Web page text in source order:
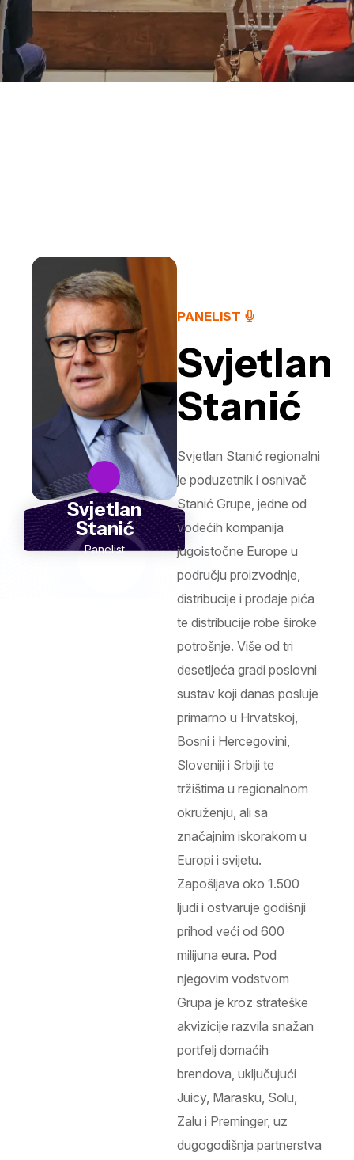
Svjetlan
Stanić
Panelist
PANELIST
Svjetlan
Stanić
Svjetlan Stanić regionalni
je poduzetnik i osnivač
Stanić Grupe, jedne od
vodećih kompanija
jugoistočne Europe u
području proizvodnje,
distribucije i prodaje pića
te distribucije robe široke
potrošnje. Više od tri
desetljeća gradi poslovni
sustav koji danas posluje
primarno u Hrvatskoj,
Bosni i Hercegovini,
Sloveniji i Srbiji te
tržištima u regionalnom
okruženju, ali sa
značajnim iskorakom u
Europi i svijetu.
Zapošljava oko 1.500
ljudi i ostvaruje godišnji
prihod veći od 600
milijuna eura. Pod
njegovim vodstvom
Grupa je kroz strateške
akvizicije razvila snažan
portfelj domaćih
brendova, uključujući
Juicy, Marasku, Solu,
Zalu i Preminger, uz
dugogodišnja partnerstva